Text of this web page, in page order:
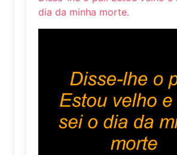
dia da minha morte.